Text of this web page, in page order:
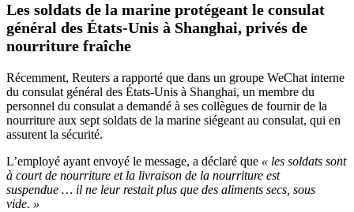
Les soldats de la marine protégeant le consulat
général des États-Unis à Shanghai, privés de
nourriture fraîche
Récemment, Reuters a rapporté que dans un groupe WeChat interne
du consulat général des États-Unis à Shanghai, un membre du
personnel du consulat a demandé à ses collègues de fournir de la
nourriture aux sept soldats de la marine siégeant au consulat, qui en
assurent la sécurité.
L’employé ayant envoyé le message, a déclaré que « les soldats sont
à court de nourriture et la livraison de la nourriture est
suspendue … il ne leur restait plus que des aliments secs, sous
vide. »